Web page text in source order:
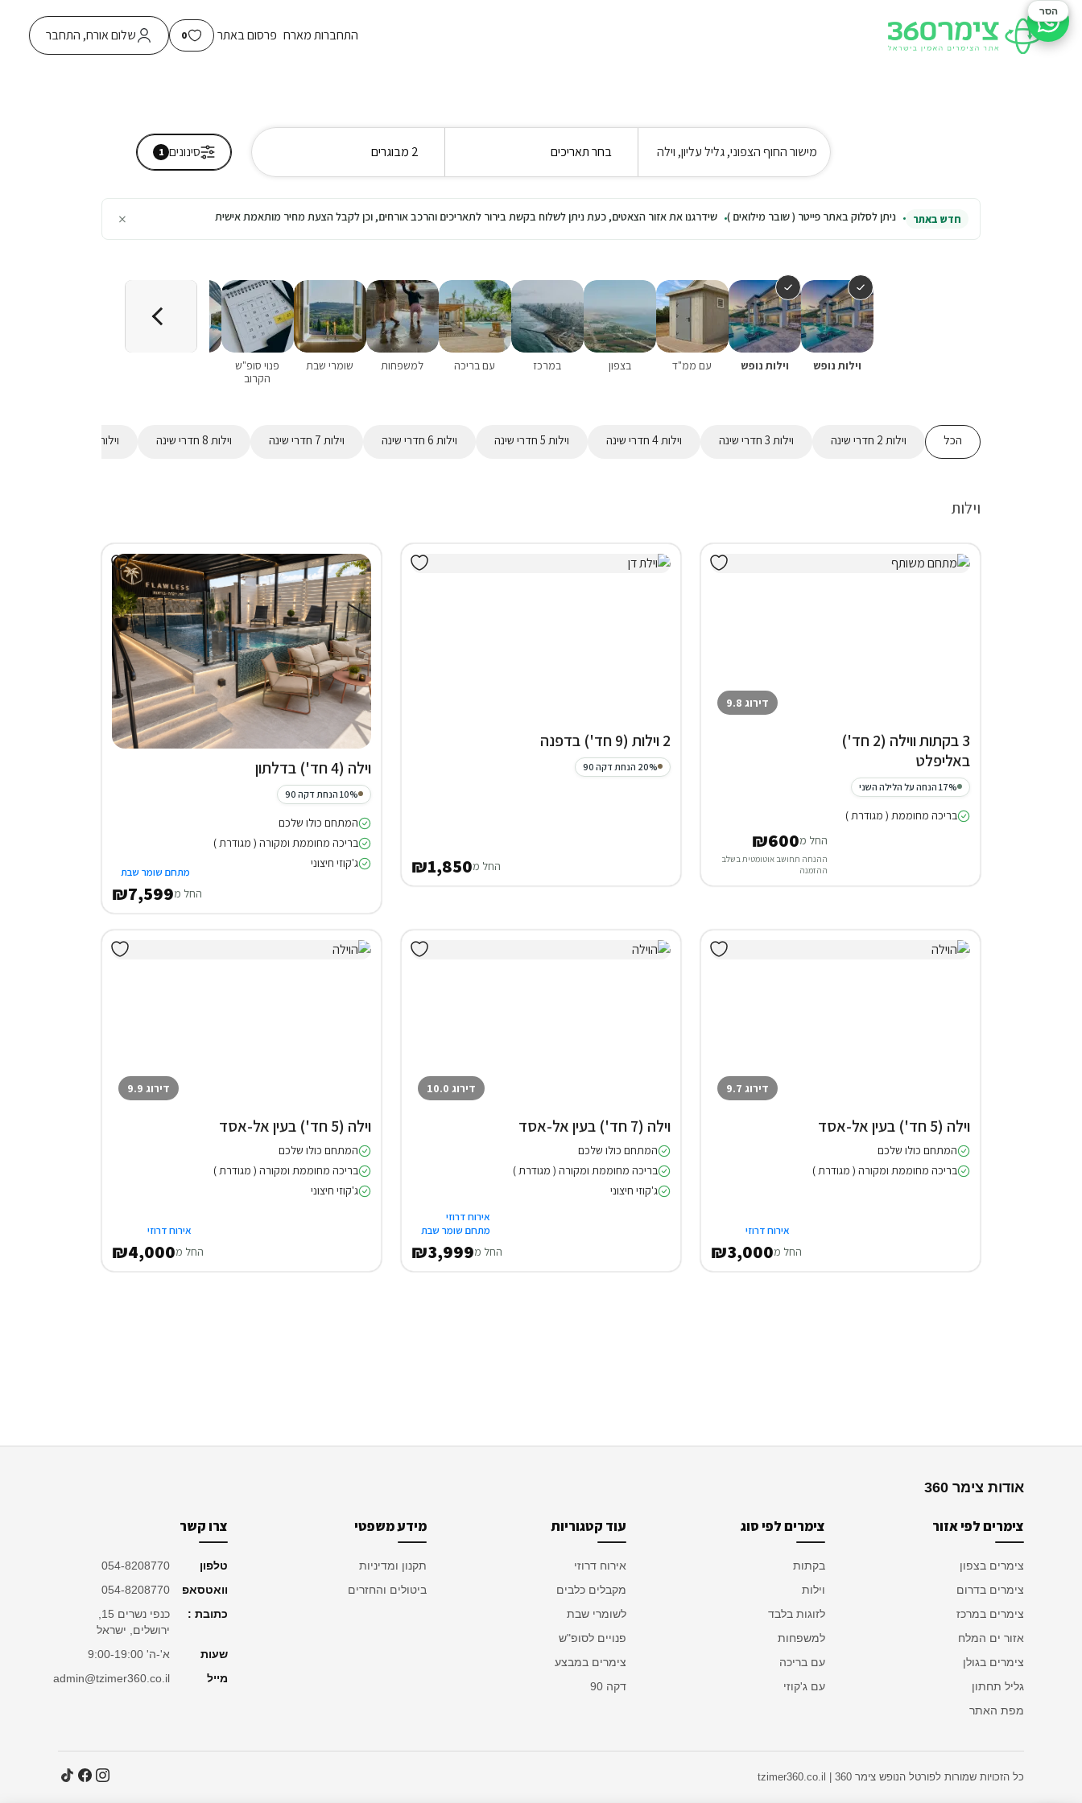
התחברות מארח פרסום באתר 0 שלום אורח, התחבר
מישור החוף הצפוני, גליל עליון, וילה בחר תאריכים 2 מבוגרים סינונים 1
חדש באתר ניתן לסלוק באתר פייטר ( שובר מילואים ) שידרגנו את אזור הצאטים, כעת ניתן לשלוח בקשת בירור לתאריכים והרכב אורחים, וכן לקבל הצעת מחיר מותאמת אישית ×
וילות נופש וילות נופש עם ממ"ד בצפון במרכז עם בריכה למשפחות שומרי שבת
פנוי סופ"ש
הקרוב
הכל וילות 2 חדרי שינה וילות 3 חדרי שינה וילות 4 חדרי שינה וילות 5 חדרי שינה וילות 6 חדרי שינה וילות 7 חדרי שינה וילות 8 חדרי שינה וילות 9 חדרי שינה
וילות
דירוג 9.8
3 בקתות ווילה (2 חד')
באליפלט
17% הנחה על הלילה השני
בריכה מחוממת ( מגודרת )
החל מ₪600
ההנחה תחושב אוטומטית בשלב
ההזמנה
2 וילות (9 חד') בדפנה
20% הנחת דקה 90
החל מ₪1,850
וילה (4 חד') בדלתון
10% הנחת דקה 90
המתחם כולו שלכם
בריכה מחוממת ומקורה ( מגודרת )
ג'קוזי חיצוני
מתחם שומר שבת
החל מ₪7,599
דירוג 9.7
וילה (5 חד') בעין אל-אסד
המתחם כולו שלכם
בריכה מחוממת ומקורה ( מגודרת )
אירוח דרוזי
החל מ₪3,000
דירוג 10.0
וילה (7 חד') בעין אל-אסד
המתחם כולו שלכם
בריכה מחוממת ומקורה ( מגודרת )
ג'קוזי חיצוני
אירוח דרוזי
מתחם שומר שבת
החל מ₪3,999
דירוג 9.9
וילה (5 חד') בעין אל-אסד
המתחם כולו שלכם
בריכה מחוממת ומקורה ( מגודרת )
ג'קוזי חיצוני
אירוח דרוזי
החל מ₪4,000
אודות צימר 360
צימרים לפי אזור
צימרים בצפון
צימרים בדרום
צימרים במרכז
אזור ים המלח
צימרים בגולן
גליל תחתון
מפת האתר
צימרים לפי סוג
בקתות
וילות
לזוגות בלבד
למשפחות
עם בריכה
עם ג'קוזי
עוד קטגוריות
אירוח דרוזי
מקבלים כלבים
לשומרי שבת
פנויים לסופ"ש
צימרים במבצע
דקה 90
מידע משפטי
תקנון ומדיניות
ביטולים והחזרים
צרו קשר
טלפון
054-8208770
וואטסאפ
054-8208770
כתובת :
כנפי נשרים 15,
ירושלים, ישראל
שעות
א'-ה' 9:00-19:00
מייל
admin@tzimer360.co.il
כל הזכויות שמורות לפורטל הנופש צימר 360 | tzimer360.co.il
סיוע בהזמנה
הסר